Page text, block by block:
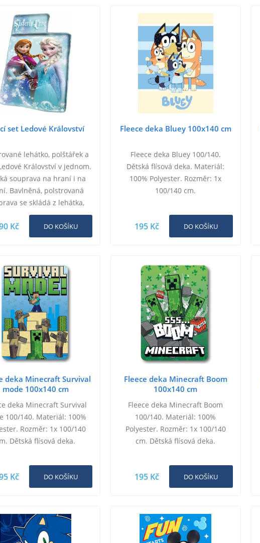
set Ledové Království
lehátko, polštářek a
Království v jednom.
souprava na hraní i na
Bavlněná, polstrovaná
se skládá z lehátka,
a deky, vše spojené,
dobře skladné…
Kč DO KOŠÍKU
Fleece deka Bluey 100x140 cm
Fleece deka Bluey 100/140.
Dětská flísová deka. Materiál:
100% Polyester. Rozměr: 1x
100/140 cm.
195 Kč DO KOŠÍKU
deka Minecraft Survival
mode 100x140 cm
deka Minecraft Survival
100/140. Materiál: 100%
Rozměr: 1x 100/140
Dětská flísová deka.
Kč DO KOŠÍKU
Fleece deka Minecraft Boom
100x140 cm
Fleece deka Minecraft Boom
100/140. Materiál: 100%
Polyester. Rozměr: 1x 100/140
cm. Dětská flísová deka.
195 Kč DO KOŠÍKU